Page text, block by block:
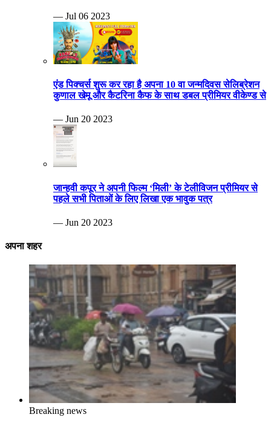
— Jul 06 2023
एंड पिक्चर्स शुरू कर रहा है अपना 10 वा जन्मदिवस सेलिब्रेशन
कुणाल खेमू और कैटरिना कैफ के साथ डबल प्रीमियर वीकेण्ड से
— Jun 20 2023
जान्हवी कपूर ने अपनी फिल्म ‘मिली’ के टेलीविजन प्रीमियर से
पहले सभी पिताओं के लिए लिखा एक भावुक पत्र
— Jun 20 2023
अपना शहर
Breaking news